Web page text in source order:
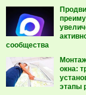
сообщества
окна:
этапы